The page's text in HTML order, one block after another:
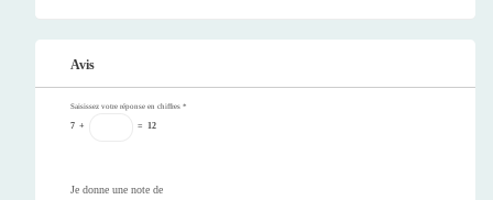
Avis
Saisissez votre réponse en chiffres *
7 + = 12